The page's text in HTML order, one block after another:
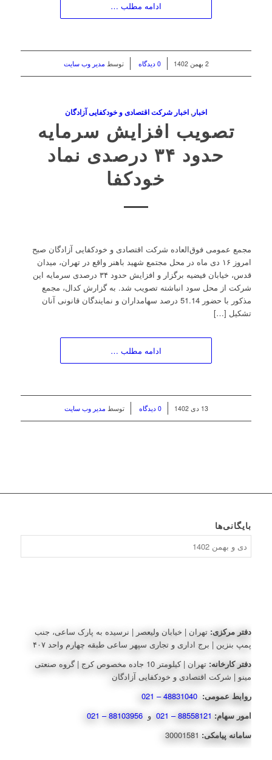
ادامه مطلب …
2 بهمن 1402
/ 0 دیدگاه توسط مدیر وب سایت
اخبار,اخبار شرکت اقتصادی و خودکفایی آزادگان
تصویب افزایش سرمایه
حدود ۳۴ درصدی نماد
خودکفا
مجمع عمومی فوق‌العاده شرکت اقتصادی و خودکفایی آزادگان صبح
امروز ۱۶ دی ماه در محل مجتمع شهید باهنر واقع در تهران، میدان
قدس، خیابان فیضیه برگزار و افزایش حدود ۳۴ درصدی سرمایه این
شرکت از محل سود انباشته تصویب شد. به گزارش کدال، مجمع
مذکور با حضور 51.14 درصد سهامداران و نمایندگان قانونی آنان
تشکیل […]
ادامه مطلب …
13 دی 1402
/ 0 دیدگاه توسط مدیر وب سایت
بایگانی‌ها
دفتر مرکزی: تهران | خیابان ولیعصر | نرسیده به پارک ساعی، جنب
پمپ بنزین | برج اداری و تجاری سپهر ساعی طبقه چهارم واحد ۴۰۷
دفتر کارخانه:
تهران | کیلومتر 10 جاده مخصوص کرج | گروه صنعتی
مینو | شرکت اقتصادی و خودکفایی آزادگان
روابط عمومی:
امور سهام: 88558121 – 021 و
سامانه پیامکی: